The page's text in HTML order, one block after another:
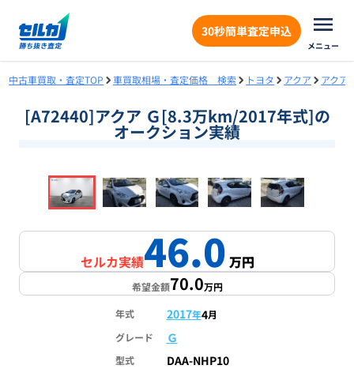
30秒簡単査定申込
メニュー
中古車買取・査定TOP 車買取相場・査定価格 検索 トヨタ アクア アクア
[A72440]アクア Ｇ[8.3万km/2017年式]の
オークション実績
1/16
セルカ実績46.0万円
希望金額70.0万円
年式 2017年4月
グレード
Ｇ
型式 DAA-NHP10